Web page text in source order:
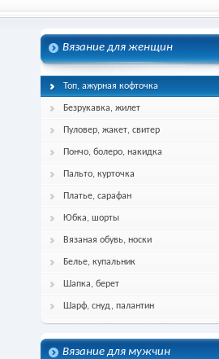
спицами, схема и описание
Вязание для женщин
Топ, ажурная кофточка
Безрукавка, жилет
Пуловер, жакет, свитер
Пончо, болеро, накидка
Пальто, курточка
Платье, сарафан
Юбка, шорты
Вязаная обувь, носки
Белье, купальник
Шапка, берет
Шарф, снуд, палантин
Вязание для мужчин